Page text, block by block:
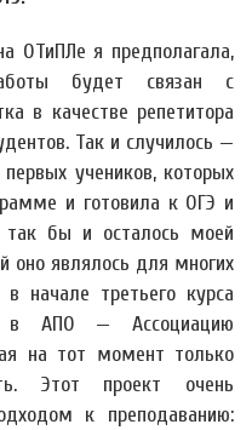
ОТиПЛе я предполагала,
будет связан с
в качестве репетитора
Так и случилось —
учеников, которых
и готовила к ОГЭ и
так бы и осталось моей
оно являлось для многих
начале третьего курса
в АПО — Ассоциацию
на тот момент только
Этот проект очень
к преподаванию: